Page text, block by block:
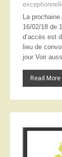
La
16/02/18 de
d’accès est
lieu de
jour Voir
Read